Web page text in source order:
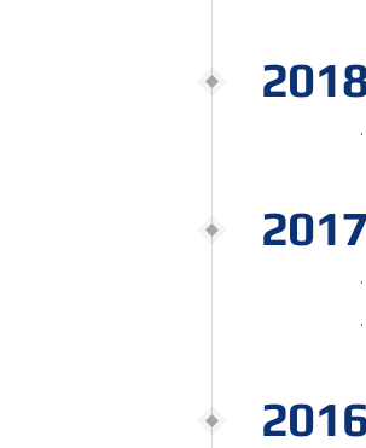
2017
2016